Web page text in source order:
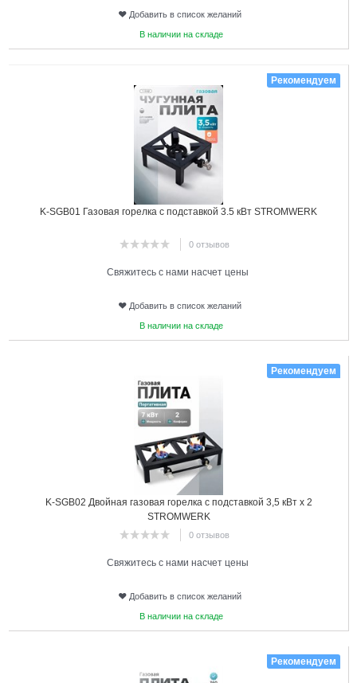
Добавить в список желаний
В наличии на складе
K-SGB01 Газовая горелка с подставкой 3.5 кВт STROMWERK
0 отзывов
Рекомендуем
Свяжитесь с нами насчет цены
Добавить в список желаний
В наличии на складе
K-SGB02 Двойная газовая горелка с подставкой 3,5 кВт х 2
STROMWERK
0 отзывов
Рекомендуем
Свяжитесь с нами насчет цены
Добавить в список желаний
В наличии на складе
Рекомендуем